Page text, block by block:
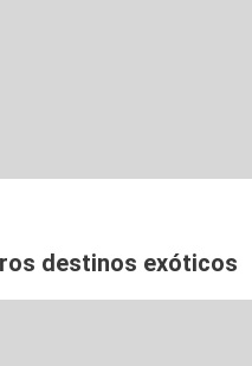
destinos exóticos